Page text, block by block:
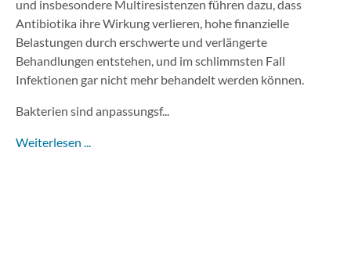
und insbesondere Multiresistenzen führen dazu, dass
Antibiotika ihre Wirkung verlieren, hohe finanzielle
Belastungen durch erschwerte und verlängerte
Behandlungen entstehen, und im schlimmsten Fall
Infektionen gar nicht mehr behandelt werden können.
Bakterien sind anpassungsf...
Weiterlesen ...